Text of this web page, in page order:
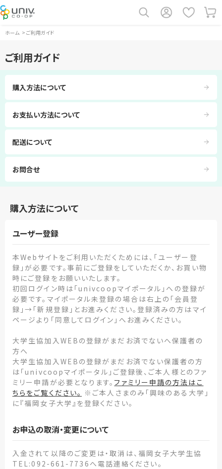
ホーム > ご利用ガイド
ご利用ガイド
購入方法について
お支払い方法について
配送について
お問合せ
購入方法について
ユーザー登録
本Webサイトをご利用いただくためには、「ユーザー登
録」が必要です。事前にご登録をしていただくか、お買い物
時にご登録をお願いいたします。
初回ログイン時は「univcoopマイポータル」への登録が
必要です。マイポータル未登録の場合は右上の「会員登
録」→「新規登録」とお進みください。登録済みの方はマイ
ページより「同意してログイン」へお進みください。
大学生協加入WEBの登録がまだお済でないへ保護者の
方へ
大学生協加入WEBの登録がまだお済でない保護者の方
は「univcoopマイポータル」ご登録後、ご本人様とのファ
ミリー申請が必要となります。 ファミリー申請の方法はこ
ちらをご覧ください。 ※ご本人さまのみ「興味のある大学」
に『福岡女子大学』を登録ください。
お申込の取消・変更について
入金されて以降のご変更は・取消は、福岡女子大学生協
TEL:092-661-7736へ電話連絡ください。